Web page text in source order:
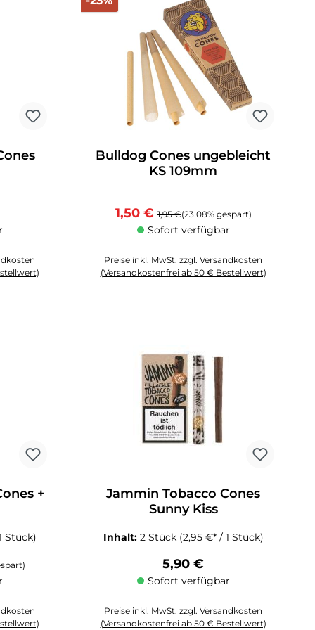
Bulldog Cones ungebleicht
KS 109mm
Verkaufspreis:
1,50 € Regulärer Preis:
1,95 €(23.08% gespart)
Sofort verfügbar
Preise inkl. MwSt. zzgl. Versandkosten
(Versandkostenfrei ab 50 € Bestellwert)
+
Stück)
Jammin Tobacco Cones
Sunny Kiss
Inhalt: 2 Stück (2,95 €* / 1 Stück)
Regulärer Preis:
5,90 €
Sofort verfügbar
Preise inkl. MwSt. zzgl. Versandkosten
(Versandkostenfrei ab 50 € Bestellwert)